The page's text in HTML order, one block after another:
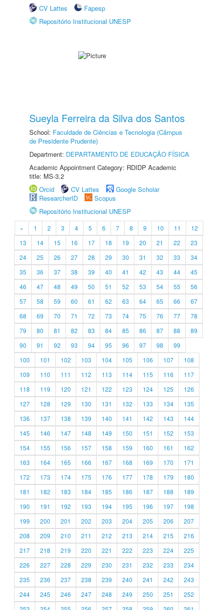
CV Lattes
Fapesp
Repositório Institucional UNESP
Sueyla Ferreira da Silva dos Santos
School: Faculdade de Ciências e Tecnologia (Câmpus
de Presidente Prudente)
Department: DEPARTAMENTO DE EDUCAÇÃO FÍSICA
Academic Appointment Category: RDIDP Academic
title: MS-3.2
Orcid
CV Lattes
Google Scholar
ResearcherID
Scopus
Repositório Institucional UNESP
« 1 2 3 4 5 6 7 8 9 10 11
12
13
14 15 16 17 18 19 20 21 22
23
24
25 26 27 28 29 30 31 32 33
34
35
36 37 38 39 40 41 42 43 44
45
46
47 48 49 50 51 52 53 54 55
56
57
58 59 60 61 62 63 64 65 66
67
68
69 70 71 72 73 74 75 76 77
78
79
80 81 82 83 84 85 86 87 88
89
90
91 92 93 94 95 96 97 98
99
100
101 102 103 104 105 106 107
108
109
110 111 112 113 114 115 116
117
118
119 120 121 122 123 124 125
126
127
128 129 130 131 132 133 134
135
136
137 138 139 140 141 142 143
144
145
146 147 148 149 150 151 152
153
154
155 156 157 158 159 160 161
162
163
164 165 166 167 168 169 170
171
172
173 174 175 176 177 178 179
180
181
182 183 184 185 186 187 188
189
190
191 192 193 194 195 196 197
198
199
200 201 202 203 204 205 206
207
208
209 210 211 212 213 214 215
216
217
218 219 220 221 222 223 224
225
226
227 228 229 230 231 232 233
234
235
236 237 238 239 240 241 242
243
244
245 246 247 248 249 250 251
252